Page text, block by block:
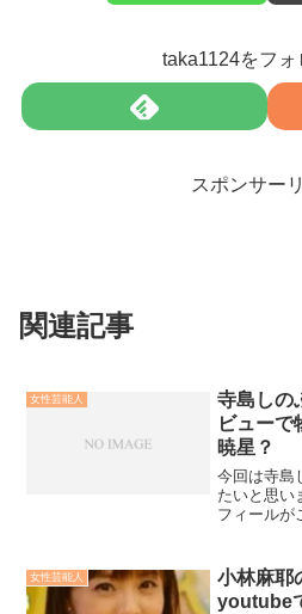
taka1124をフォ
スポンサー
関連記事
女性芸能人
寺島しの
ビューで
暁星？
今回は寺島
たいと思い
フィールが
女性芸能人
小林麻耶
youtube